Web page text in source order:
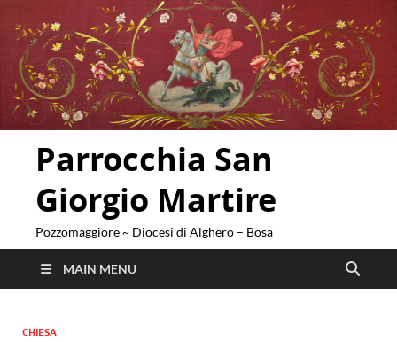
Parrocchia San
Giorgio Martire
Pozzomaggiore ~ Diocesi di Alghero – Bosa
MAIN MENU
CHIESA